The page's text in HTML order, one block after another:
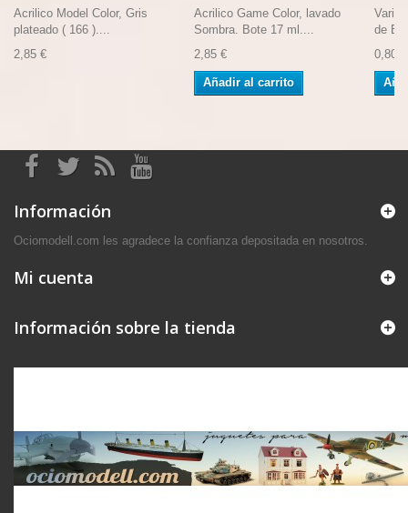
Acrilico Model Color, Gris
plateado ( 166 )....
2,85 €
Acrilico Game Color, lavado
Sombra. Bote 17 ml....
2,85 €
Añadir al carrito
de
0,80 €
Información
Ociomodell.com les agradece la confianza depositada en nosotros.
Mi cuenta
Información sobre la tienda